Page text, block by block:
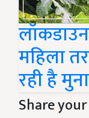
महिला
रही है
Share